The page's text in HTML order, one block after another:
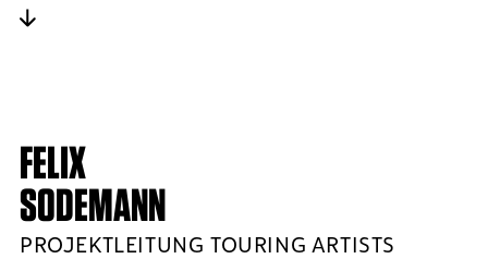
FELIX
SODEMANN
PROJEKTLEITUNG TOURING ARTISTS